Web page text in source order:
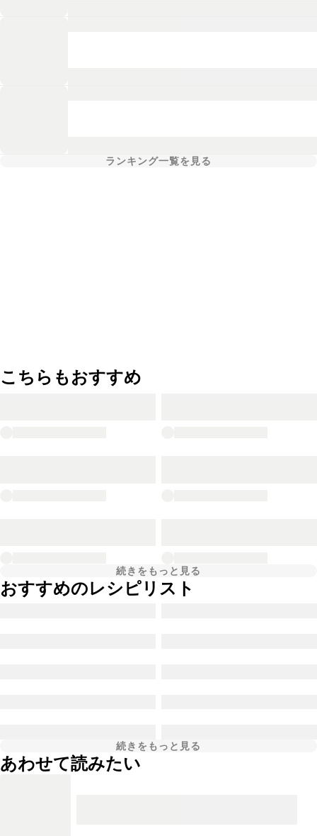
ランキング一覧を見る
こちらもおすすめ
続きをもっと見る
おすすめのレシピリスト
続きをもっと見る
あわせて読みたい